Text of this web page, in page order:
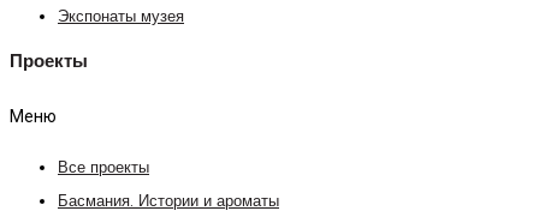
Экспонаты музея
Проекты
Меню
Все проекты
Басмания. Истории и ароматы